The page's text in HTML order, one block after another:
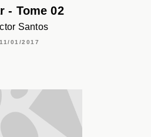
- Tome 02
Santos
11/01/2017